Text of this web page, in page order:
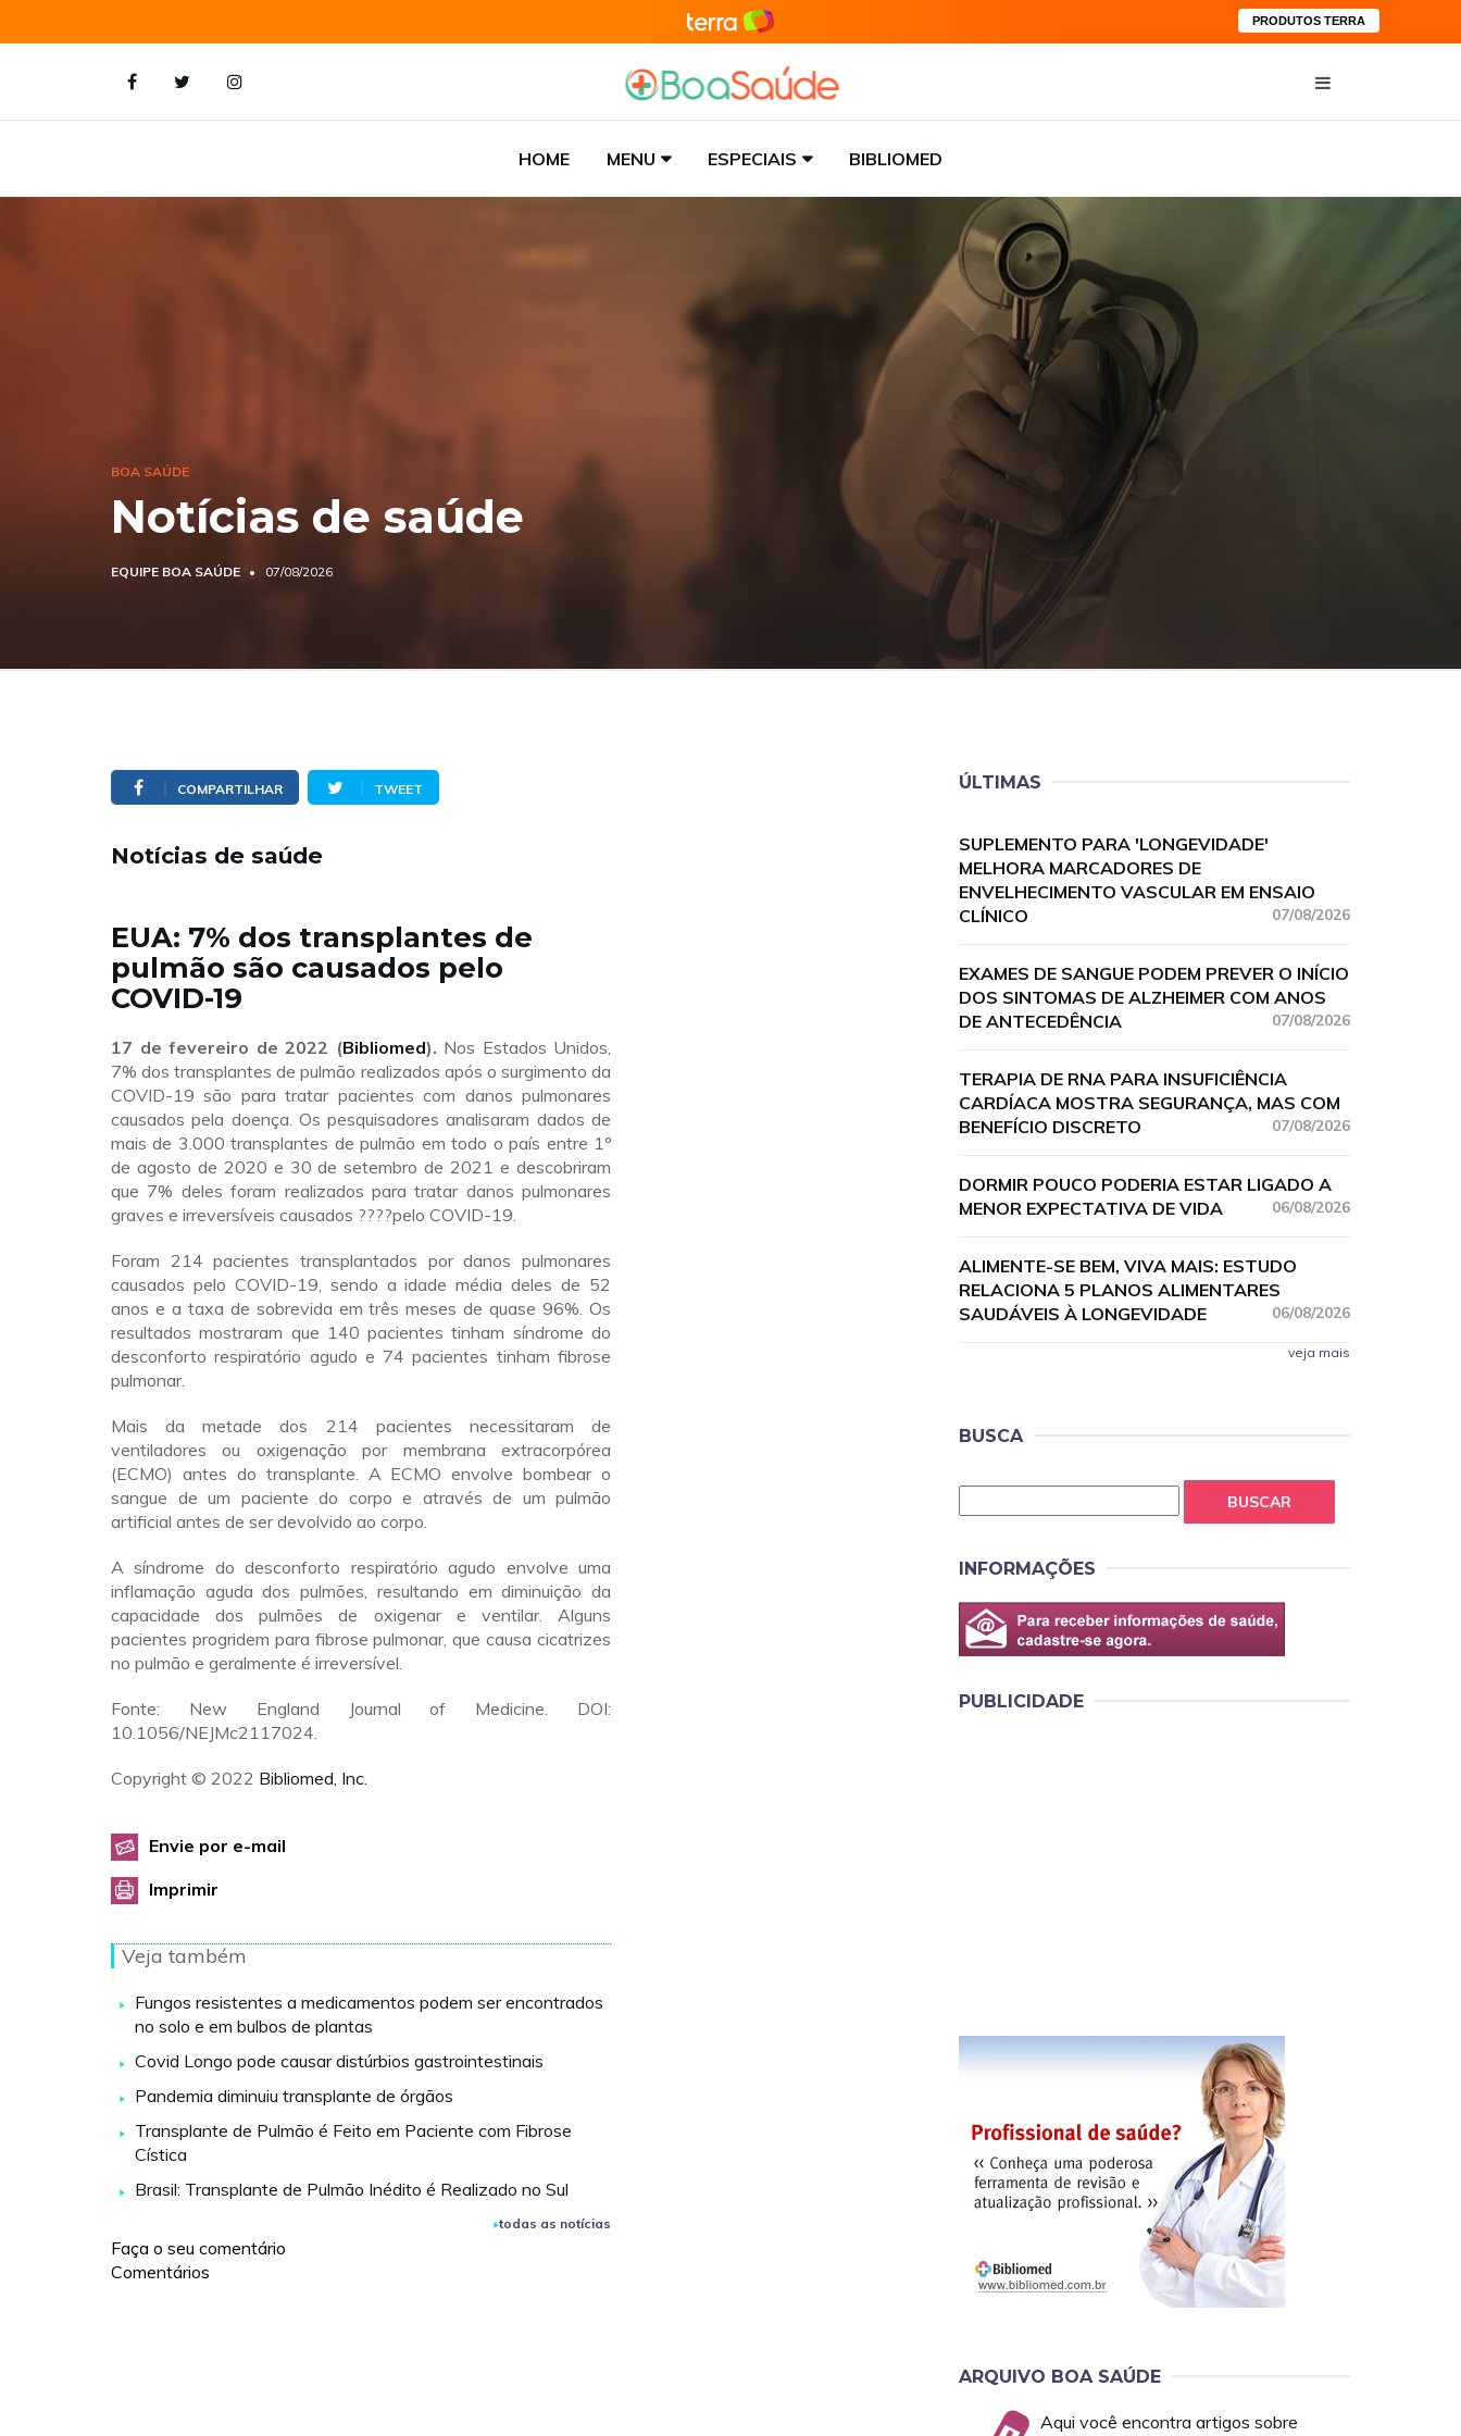
PRODUTOS TERRA
HOME MENU ESPECIAIS BIBLIOMED
BOA SAÚDE
Notícias de saúde
EQUIPE BOA SAÚDE 07/08/2026
COMPARTILHAR TWEET
Notícias de saúde
EUA: 7% dos transplantes de
pulmão são causados pelo
COVID-19
17 de fevereiro de 2022 (Bibliomed). Nos Estados Unidos,
7% dos transplantes de pulmão realizados após o surgimento da
COVID-19 são para tratar pacientes com danos pulmonares
causados pela doença. Os pesquisadores analisaram dados de
mais de 3.000 transplantes de pulmão em todo o país entre 1º
de agosto de 2020 e 30 de setembro de 2021 e descobriram
que 7% deles foram realizados para tratar danos pulmonares
graves e irreversíveis causados ????pelo COVID-19.
Foram 214 pacientes transplantados por danos pulmonares
causados pelo COVID-19, sendo a idade média deles de 52
anos e a taxa de sobrevida em três meses de quase 96%. Os
resultados mostraram que 140 pacientes tinham síndrome do
desconforto respiratório agudo e 74 pacientes tinham fibrose
pulmonar.
Mais da metade dos 214 pacientes necessitaram de
ventiladores ou oxigenação por membrana extracorpórea
(ECMO) antes do transplante. A ECMO envolve bombear o
sangue de um paciente do corpo e através de um pulmão
artificial antes de ser devolvido ao corpo.
A síndrome do desconforto respiratório agudo envolve uma
inflamação aguda dos pulmões, resultando em diminuição da
capacidade dos pulmões de oxigenar e ventilar. Alguns
pacientes progridem para fibrose pulmonar, que causa cicatrizes
no pulmão e geralmente é irreversível.
Fonte: New England Journal of Medicine. DOI:
10.1056/NEJMc2117024.
Copyright © 2022 Bibliomed, Inc.
Envie por e-mail
Imprimir
Veja também
Fungos resistentes a medicamentos podem ser encontrados
no solo e em bulbos de plantas
Covid Longo pode causar distúrbios gastrointestinais
Pandemia diminuiu transplante de órgãos
Transplante de Pulmão é Feito em Paciente com Fibrose
Cística
Brasil: Transplante de Pulmão Inédito é Realizado no Sul
todas as notícias
Faça o seu comentário
Comentários
ÚLTIMAS
SUPLEMENTO PARA 'LONGEVIDADE'
MELHORA MARCADORES DE
ENVELHECIMENTO VASCULAR EM ENSAIO
CLÍNICO
07/08/2026
EXAMES DE SANGUE PODEM PREVER O INÍCIO
DOS SINTOMAS DE ALZHEIMER COM ANOS
DE ANTECEDÊNCIA
07/08/2026
TERAPIA DE RNA PARA INSUFICIÊNCIA
CARDÍACA MOSTRA SEGURANÇA, MAS COM
BENEFÍCIO DISCRETO
07/08/2026
DORMIR POUCO PODERIA ESTAR LIGADO A
MENOR EXPECTATIVA DE VIDA
06/08/2026
ALIMENTE-SE BEM, VIVA MAIS: ESTUDO
RELACIONA 5 PLANOS ALIMENTARES
SAUDÁVEIS À LONGEVIDADE
06/08/2026
veja mais
BUSCA
BUSCAR
INFORMAÇÕES
PUBLICIDADE
ARQUIVO BOA SAÚDE
Aqui você encontra artigos sobre